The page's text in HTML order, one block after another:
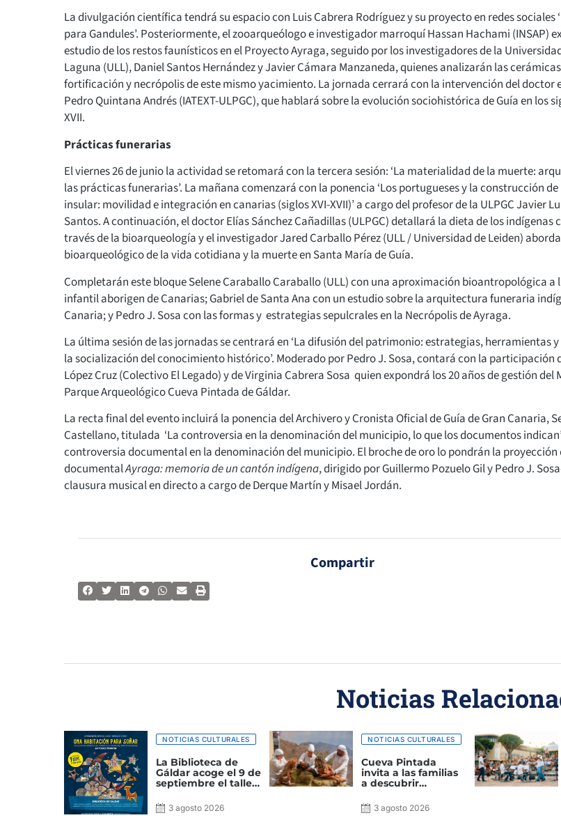
La divulgación científica tendrá su espacio con Luis Cabrera Rodríguez y su proyecto en redes sociales
para Gandules’. Posteriormente, el zooarqueólogo e investigador marroquí Hassan Hachami (INSAP)
estudio de los restos faunísticos en el Proyecto Ayraga, seguido por los investigadores de la
Laguna (ULL), Daniel Santos Hernández y Javier Cámara Manzaneda, quienes analizarán las
fortificación y necrópolis de este mismo yacimiento. La jornada cerrará con la intervención del doctor
Pedro Quintana Andrés (IATEXT-ULPGC), que hablará sobre la evolución sociohistórica de Guía en los
XVII.
Prácticas funerarias
El viernes 26 de junio la actividad se retomará con la tercera sesión: ‘La materialidad de la muerte:
las prácticas funerarias’. La mañana comenzará con la ponencia ‘Los portugueses y la construcción
insular: movilidad e integración en canarias (siglos XVI-XVII)’ a cargo del profesor de la ULPGC Javier
Santos. A continuación, el doctor Elías Sánchez Cañadillas (ULPGC) detallará la dieta de los indígenas
través de la bioarqueología y el investigador Jared Carballo Pérez (ULL / Universidad de Leiden)
bioarqueológico de la vida cotidiana y la muerte en Santa María de Guía.
Completarán este bloque Selene Caraballo Caraballo (ULL) con una aproximación bioantropológica a
infantil aborigen de Canarias; Gabriel de Santa Ana con un estudio sobre la arquitectura funeraria
Canaria; y Pedro J. Sosa con las formas y estrategias sepulcrales en la Necrópolis de Ayraga.
La última sesión de las jornadas se centrará en ‘La difusión del patrimonio: estrategias, herramientas
la socialización del conocimiento histórico’. Moderado por Pedro J. Sosa, contará con la participación
López Cruz (Colectivo El Legado) y de Virginia Cabrera Sosa quien expondrá los 20 años de gestión del
Parque Arqueológico Cueva Pintada de Gáldar.
La recta final del evento incluirá la ponencia del Archivero y Cronista Oficial de Guía de Gran Canaria,
Castellano, titulada ‘La controversia en la denominación del municipio, lo que los documentos
controversia documental en la denominación del municipio. El broche de oro lo pondrán la proyección
documentalAyraga: memoria de un cantón indígena, dirigido por Guillermo Pozuelo Gil y Pedro J.
clausura musical en directo a cargo de Derque Martín y Misael Jordán.
Compartir
Noticias
NOTICIAS CULTURALES
La Biblioteca de
Gáldar acoge el 9 de
septiembre el taller
para soñar’
3 agosto 2026
NOTICIAS CULTURALES
Cueva Pintada
invita a las familias
a descubrir
secreto de la támara
amarga’
3 agosto 2026